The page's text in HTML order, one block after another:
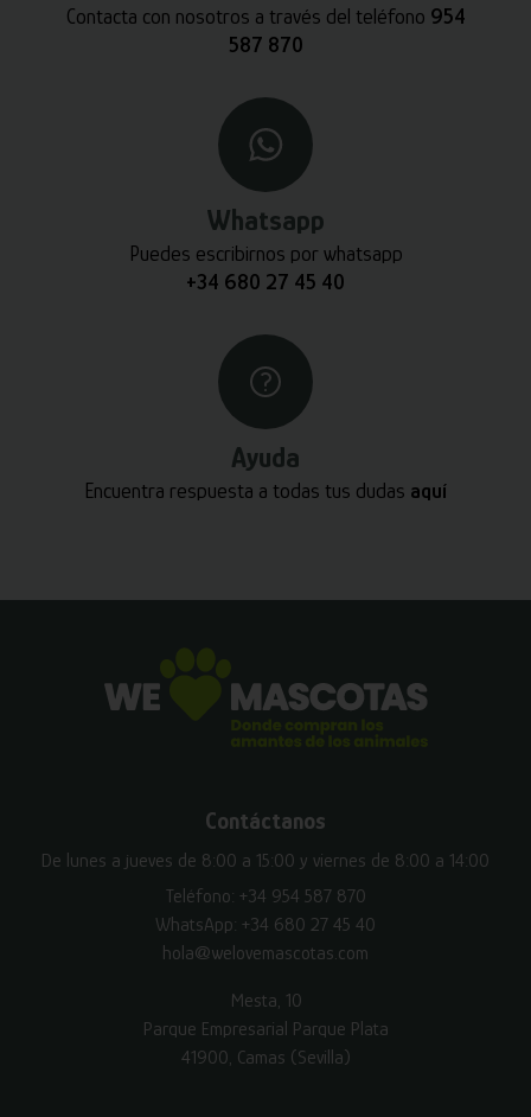
Contacta con nosotros a través del teléfono 954
587 870
Whatsapp
Puedes escribirnos por whatsapp
+34 680 27 45 40
Ayuda
Encuentra respuesta a todas tus dudas aquí
Contáctanos
De lunes a jueves de 8:00 a 15:00 y viernes de 8:00 a 14:00
Teléfono: +34 954 587 870
WhatsApp: +34 680 27 45 40
hola@welovemascotas.com
Mesta, 10
Parque Empresarial Parque Plata
41900, Camas (Sevilla)